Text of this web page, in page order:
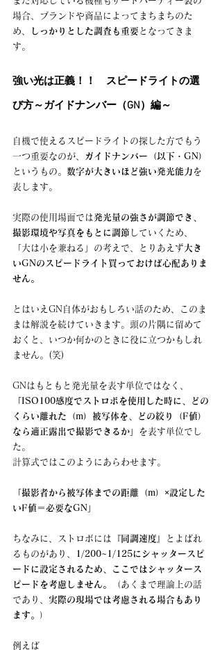
場合、ブランドや商品によってまちまちのた
め、
しっかりとした調査も重要 となってきま
す。
強い光は正義！！　スピードライトの選
び方～ガイドナンバー（GN）編～
自機で使えるスピードライトの探した方でもう
一つ重要なのが、
ガイドナンバー（以下・GN）
というもの。 数字が大きいほど強い発光能力 を
表します。
実際の使用場面では 発光量の強さが調節でき、
撮影環境や写真をもとに調節 していくため、
「大は小を兼ねる」の考えで、とりあえず大き
いGNのスピードライト買っておけば心配ありま
せん。
とはいえGN自体がおもしろい話のため、このま
まは解説を続けていきます。頭の片隅に留めて
おくと、いつか何かのときに役に立つかもしれ
ません。(笑)
GNはもともと発光量を表す単位ではなく、
「ISO100感度でストロボを使用した時に、どの
くらい離れた（m）被写体を、どの絞り（F値）
なら適正露出で撮影できるか」
を表す単位でし
た。
計算式ではこのようにあらわせます。
「撮影者から被写体までの距離（m）×設定した
いF値＝必要なGN」
ちなみに、ストロボには 『同調速度』
とよばれ
るものがあり、
1/200~1/125にシャッタースピ
ードに設定されるため、ここではシャッタース
ピードを考慮しません。
（あくまで理論上の話
であり、 実際の現場では考慮される場合もあり
ます。 ）
例えば